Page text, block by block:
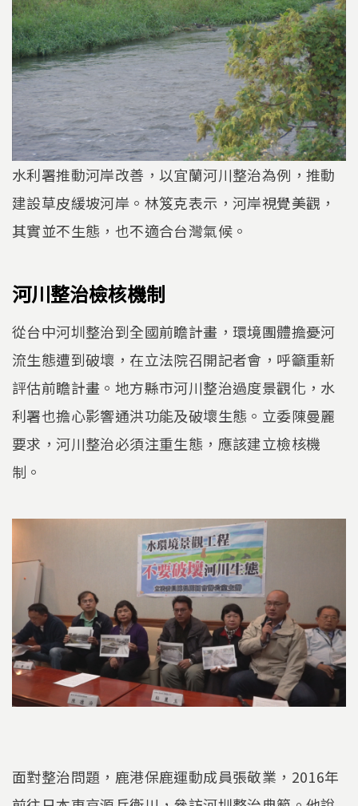
水利署推動河岸改善，以宜蘭河川整治為例，推動
建設草皮緩坡河岸。林笈克表示，河岸視覺美觀，
其實並不生態，也不適合台灣氣候。
河川整治檢核機制
從台中河圳整治到全國前瞻計畫，環境團體擔憂河
流生態遭到破壞，在立法院召開記者會，呼籲重新
評估前瞻計畫。地方縣市河川整治過度景觀化，水
利署也擔心影響通洪功能及破壞生態。立委陳曼麗
要求，河川整治必須注重生態，應該建立檢核機
制。
面對整治問題，鹿港保鹿運動成員張敬業，2016年